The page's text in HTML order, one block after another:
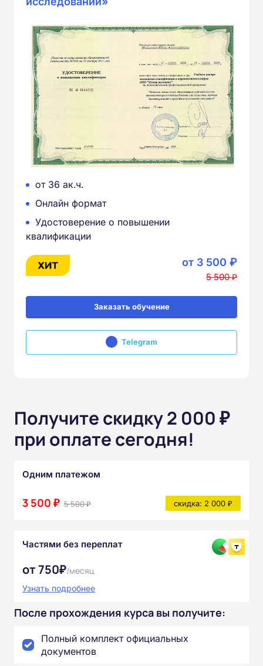
от 36 ак.ч.
Онлайн формат
Удостоверение о повышении
квалификации
от 3 500 ₽
5 500 ₽
Заказать обучение
Telegram
Получите скидку 2 000 ₽
при оплате сегодня!
Одним платежом
3 500 ₽ 5 500 ₽ скидка: 2 000 ₽
Частями без переплат
от 750₽/месяц
Узнать подробнее
После прохождения курса вы получите:
Полный комплект официальных
документов